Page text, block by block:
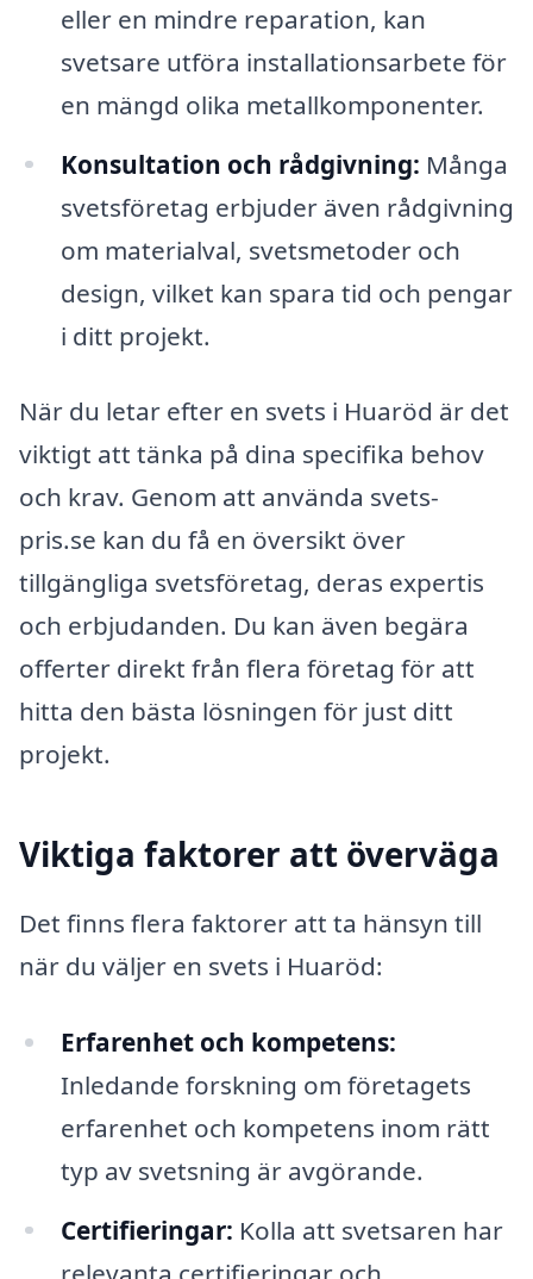
eller en mindre reparation, kan
svetsare utföra installationsarbete för
en mängd olika metallkomponenter.
Konsultation och rådgivning: Många
svetsföretag erbjuder även rådgivning
om materialval, svetsmetoder och
design, vilket kan spara tid och pengar
i ditt projekt.
När du letar efter en svets i Huaröd är det
viktigt att tänka på dina specifika behov
och krav. Genom att använda svets-
pris.se kan du få en översikt över
tillgängliga svetsföretag, deras expertis
och erbjudanden. Du kan även begära
offerter direkt från flera företag för att
hitta den bästa lösningen för just ditt
projekt.
Viktiga faktorer att överväga
Det finns flera faktorer att ta hänsyn till
när du väljer en svets i Huaröd:
Erfarenhet och kompetens:
Inledande forskning om företagets
erfarenhet och kompetens inom rätt
typ av svetsning är avgörande.
Certifieringar: Kolla att svetsaren har